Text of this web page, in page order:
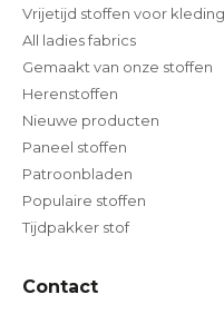
Vrijetijd stoffen voor kleding
All ladies fabrics
Gemaakt van onze stoffen
Herenstoffen
Nieuwe producten
Paneel stoffen
Patroonbladen
Populaire stoffen
Tijdpakker stof
Contact